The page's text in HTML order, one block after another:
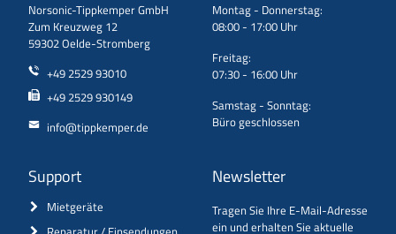
Norsonic-Tippkemper GmbH
Zum Kreuzweg 12
59302 Oelde-Stromberg
+49 2529 93010
+49 2529 930149
info@tippkemper.de
Montag - Donnerstag:
08:00 - 17:00 Uhr
Freitag:
07:30 - 16:00 Uhr
Samstag - Sonntag:
Büro geschlossen
Support
Mietgeräte
Newsletter
Tragen Sie Ihre E-Mail-Adresse
ein und erhalten Sie aktuelle